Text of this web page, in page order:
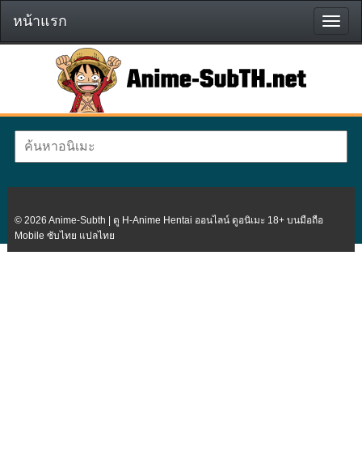
หน้า
แรก
หน้าแรก
© 2026 Anime-Subth | ดู H-Anime Hentai ออนไลน์ ดูอนิเมะ 18+ บนมือถือ
Mobile ซับไทย แปลไทย